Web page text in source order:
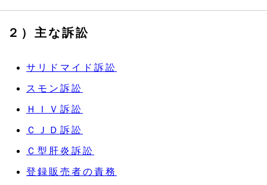
２）主な訴訟
サリドマイド訴訟
スモン訴訟
ＨＩＶ訴訟
ＣＪＤ訴訟
Ｃ型肝炎訴訟
登録販売者の責務